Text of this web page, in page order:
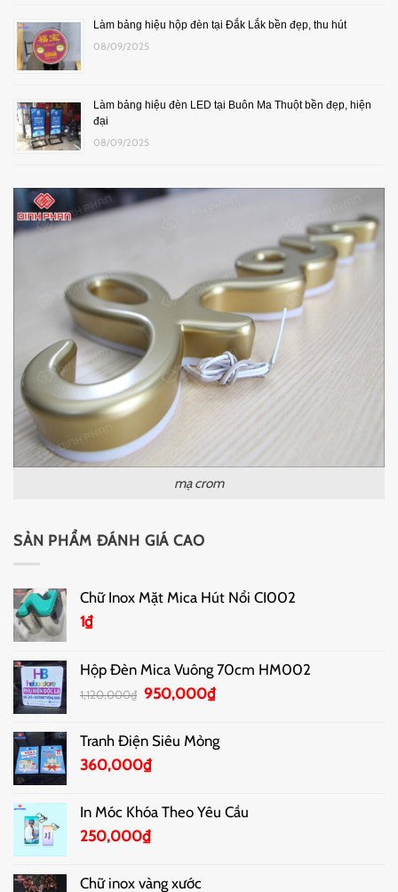
Làm bảng hiệu hộp đèn tại Đắk Lắk bền đẹp, thu hút
08/09/2025
Làm bảng hiệu đèn LED tại Buôn Ma Thuột bền đẹp, hiện
đại
08/09/2025
mạ crom
SẢN PHẨM ĐÁNH GIÁ CAO
Chữ Inox Mặt Mica Hút Nổi CI002
1₫
Hộp Đèn Mica Vuông 70cm HM002
1,120,000₫ Giá
là:
1,120,000₫.
950,000₫Giá
là:
Tranh Điện Siêu Mỏng
360,000₫
In Móc Khóa Theo Yêu Cầu
250,000₫
Chữ inox vàng xước